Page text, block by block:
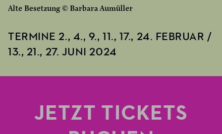
Alte Besetzung © Barbara Aumüller
TERMINE 2., 4., 9., 11., 17., 24. FEBRUAR /
13., 21., 27. JUNI 2024
JETZT TICKETS